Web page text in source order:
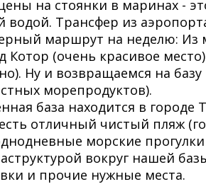
на стоянки в маринах -
водой. Трансфер из
маршрут на неделю: Из
Котор (очень красивое
Ну и возвращаемся на
морепродуктов).
база находится в
отличный чистый пляж
морские
вокруг нашей
и прочие нужные места.